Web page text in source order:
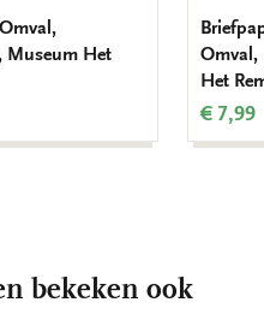
Museum Het
Omval,
Het
€ 7,99
bekeken ook